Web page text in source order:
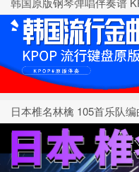
日本椎名林檎 105首乐队